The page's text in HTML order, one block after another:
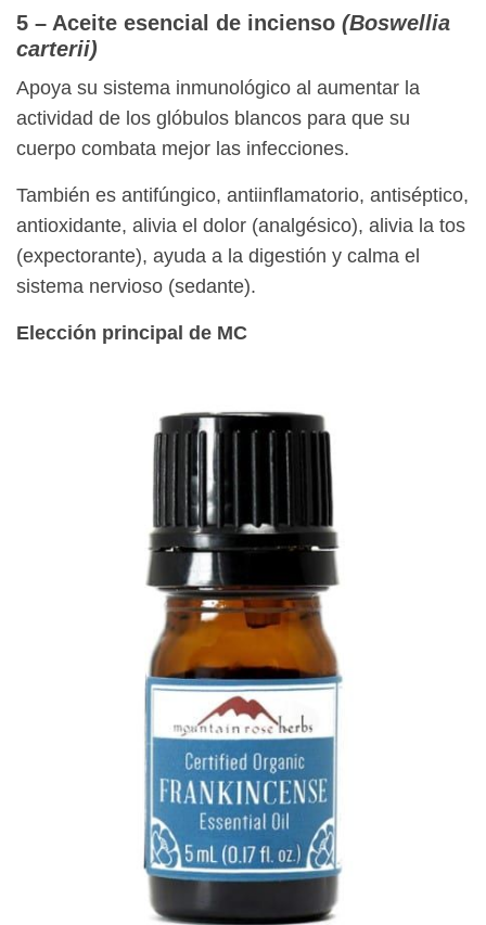
5 – Aceite esencial de incienso (Boswellia
carterii)
Apoya su sistema inmunológico al aumentar la
actividad de los glóbulos blancos para que su
cuerpo combata mejor las infecciones.
También es antifúngico, antiinflamatorio, antiséptico,
antioxidante, alivia el dolor (analgésico), alivia la tos
(expectorante), ayuda a la digestión y calma el
sistema nervioso (sedante).
Elección principal de MC